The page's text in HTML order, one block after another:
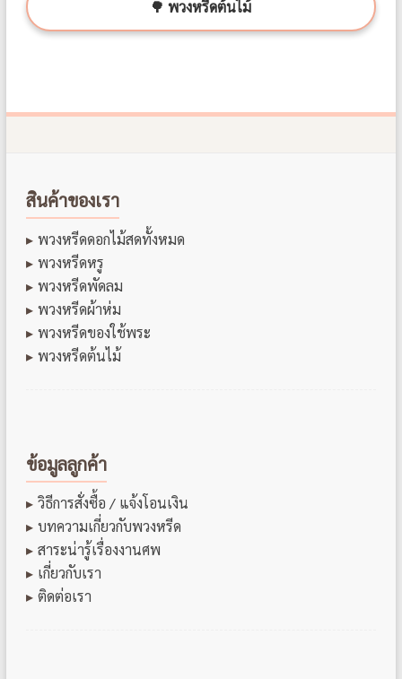
🌳 พวงหรีดต้นไม้
สินค้าของเรา
พวงหรีดดอกไม้สดทั้งหมด
พวงหรีดหรู
พวงหรีดพัดลม
พวงหรีดผ้าห่ม
พวงหรีดของใช้พระ
พวงหรีดต้นไม้
ข้อมูลลูกค้า
วิธีการสั่งซื้อ / แจ้งโอนเงิน
บทความเกี่ยวกับพวงหรีด
สาระน่ารู้เรื่องงานศพ
เกี่ยวกับเรา
ติดต่อเรา